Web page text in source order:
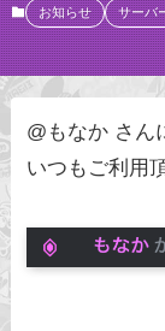
お知らせ サーバ
@もなか さん
いつもご利用